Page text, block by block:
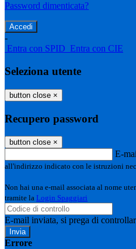
Password dimenticata?
-
Entra con SPID Entra con CIE
Seleziona utente
button close ×
Recupero password
button close ×
E-
all'indirizzo indicato con le istruzioni
Non hai una e-mail associata al nome
tramite la Login Spaggiari
E-mail inviata, si prega di
Errore